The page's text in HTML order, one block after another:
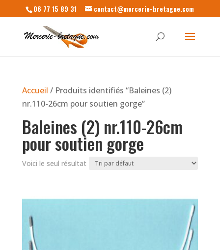
06 77 15 89 31 contact@mercerie-bretagne.com
Accueil / Produits identifiés “Baleines (2)
nr.110-26cm pour soutien gorge”
Baleines (2) nr.110-26cm
pour soutien gorge
Voici le seul résultat